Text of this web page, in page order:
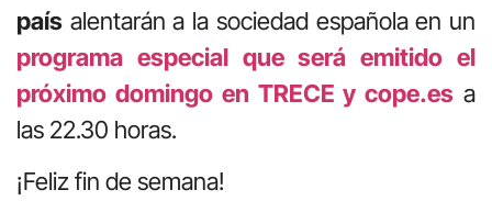
país alentarán a la sociedad española en un
programa especial que será emitido el
próximo domingo en TRECE y cope.es a
las 22.30 horas.
¡Feliz fin de semana!